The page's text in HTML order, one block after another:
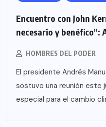
Encuentro con John
necesario y benéfico”:
HOMBRES DEL PODER
El presidente Andrés
sostuvo una reunión este
especial para el cambio